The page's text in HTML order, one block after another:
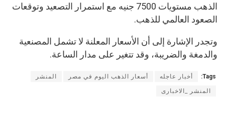
الذهب مستويات 7500 جنيه مع استمرار التصعيد وتوقعات
الصعود العالمي للذهب.
وتجدر الإشارة إلى أن الأسعار المعلنة لا تشمل المصنعية
والدمغة والضريبة، وقد تتغير على مدار الساعة.
Tags: أخبار عاجله أسعار الذهب اليوم في مصر المنشر
المنشر _الاخبارى